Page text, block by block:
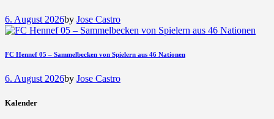
6. August 2026by Jose Castro
FC Hennef 05 – Sammelbecken von Spielern aus 46 Nationen
6. August 2026by Jose Castro
Kalender